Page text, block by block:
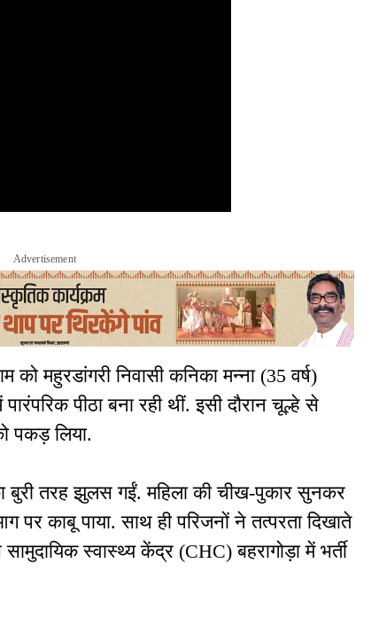
Advertisement
महुरडांगरी निवासी कनिका मन्ना (35 वर्ष)
पीठा बना रही थीं. इसी दौरान चूल्हे से
पकड़ लिया.
तरह झुलस गईं. महिला की चीख-पुकार सुनकर
काबू पाया. साथ ही परिजनों ने तत्परता दिखाते
स्वास्थ्य केंद्र (CHC) बहरागोड़ा में भर्ती